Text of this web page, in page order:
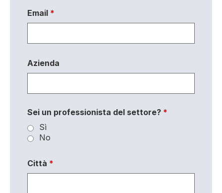
Email *
Azienda
Sei un professionista del settore? *
Sì
No
Città *